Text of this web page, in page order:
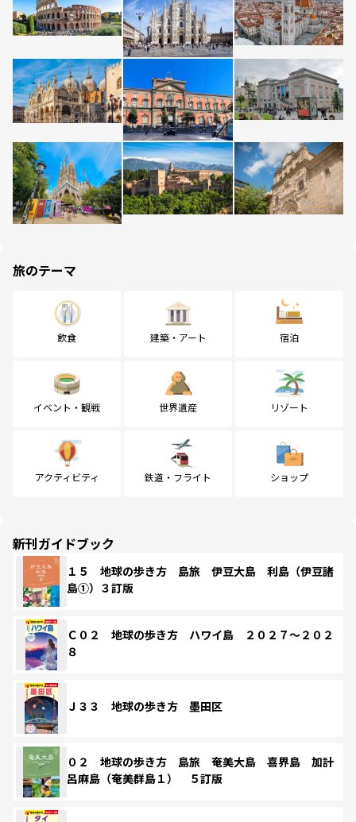
旅のテーマ
飲食 建築・アート 宿泊
イベント・観戦 世界遺産 リゾート
アクティビティ 鉄道・フライト ショップ
新刊ガイドブック
１５ 地球の歩き方 島旅 伊豆大島 利島（伊豆諸
島①）３訂版
Ｃ０２ 地球の歩き方 ハワイ島 ２０２７～２０２
８
Ｊ３３ 地球の歩き方 墨田区
０２ 地球の歩き方 島旅 奄美大島 喜界島 加計
呂麻島（奄美群島１） ５訂版